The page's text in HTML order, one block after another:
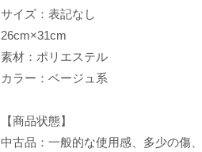
サイズ：表記なし
26cm×31cm
素材：ポリエステル
カラー：ベージュ系
【商品状態】
中古品：一般的な使用感、多少の傷